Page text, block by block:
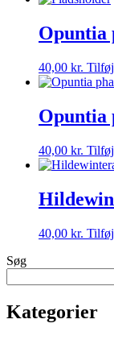
Opuntia
40,00 kr.
Opuntia
40,00 kr.
40,00 kr.
Søg
Kategorier